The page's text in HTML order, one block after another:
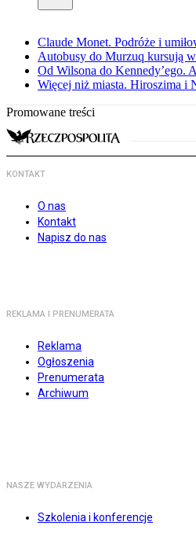
Claude Monet. Podróże i
Autobusy do Murzuq kursują
Od Wilsona do Kennedy’ego.
Więcej niż miasta. Hiroszima i
Promowane treści
KONTAKT
O nas
Kontakt
Napisz do nas
REKLAMA I PRENUMERATA
Reklama
Ogłoszenia
Prenumerata
Archiwum
NASZE WYDARZENIA
Szkolenia i konferencje